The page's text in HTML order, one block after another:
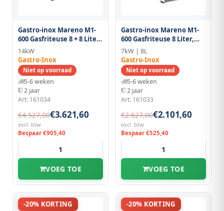
Gastro-inox Mareno M1-
600 Gasfriteuse 8 + 8 Liter,
70cm
14kW
Gastro-Inox
Niet op voorraad
5-6 weken
2 jaar
Art: 161034
€4.527,00€3.621,60
excl. btw
Bespaar €905,40
VOEG TOE
Gastro-inox Mareno M1-
600 Gasfriteuse 8 Liter,
40cm
7kW | 8L
Gastro-Inox
Niet op voorraad
5-6 weken
2 jaar
Art: 161033
€2.627,00€2.101,60
excl. btw
Bespaar €525,40
VOEG TOE
-20% KORTING -20% KORTING